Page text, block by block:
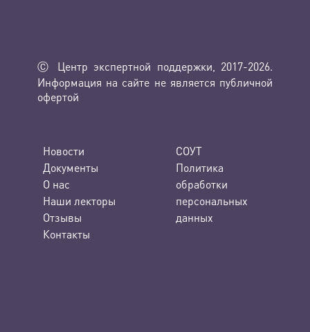
Ⓒ Центр экспертной поддержки, 2017-2026.
Информация на сайте не является публичной
офертой
Новости
Документы
О нас
Наши лекторы
Отзывы
Контакты
СОУТ
Политика
обработки
персональных
данных